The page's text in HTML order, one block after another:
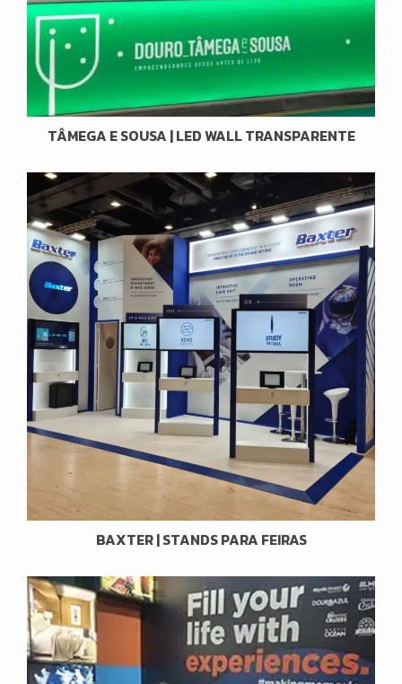
TÂMEGA E SOUSA | LED WALL TRANSPARENTE
BAXTER | STANDS PARA FEIRAS